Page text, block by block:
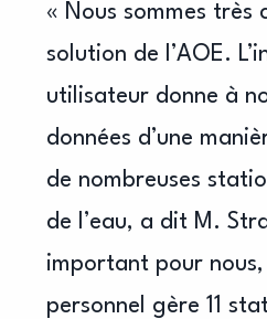
« Nous sommes très
solution de l’AOE.
utilisateur donne à
données d’une
de nombreuses
de l’eau, a dit M.
important pour
personnel gère 11